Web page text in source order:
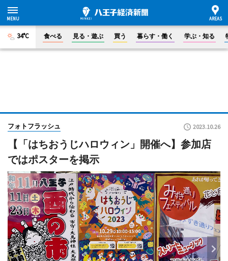
34°C 食べる 見る・遊ぶ 買う 暮らす・働く 学ぶ・知る
フォトフラッシュ 2023.10.26
【「はちおうじハロウィン」開催へ】参加店
ではポスターを掲示